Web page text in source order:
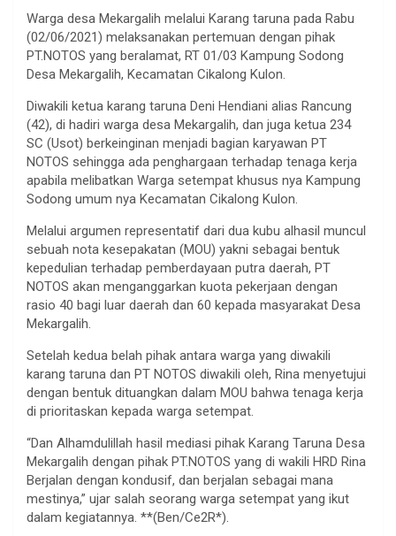
Warga desa Mekargalih melalui Karang taruna pada Rabu
(02/06/2021) melaksanakan pertemuan dengan pihak
PT.NOTOS yang beralamat, RT 01/03 Kampung Sodong
Desa Mekargalih, Kecamatan Cikalong Kulon.
Diwakili ketua karang taruna Deni Hendiani alias Rancung
(42), di hadiri warga desa Mekargalih, dan juga ketua 234
SC (Usot) berkeinginan menjadi bagian karyawan PT
NOTOS sehingga ada penghargaan terhadap tenaga kerja
apabila melibatkan Warga setempat khusus nya Kampung
Sodong umum nya Kecamatan Cikalong Kulon.
Melalui argumen representatif dari dua kubu alhasil muncul
sebuah nota kesepakatan (MOU) yakni sebagai bentuk
kepedulian terhadap pemberdayaan putra daerah, PT
NOTOS akan menganggarkan kuota pekerjaan dengan
rasio 40 bagi luar daerah dan 60 kepada masyarakat Desa
Mekargalih.
Setelah kedua belah pihak antara warga yang diwakili
karang taruna dan PT NOTOS diwakili oleh, Rina menyetujui
dengan bentuk dituangkan dalam MOU bahwa tenaga kerja
di prioritaskan kepada warga setempat.
“Dan Alhamdulillah hasil mediasi pihak Karang Taruna Desa
Mekargalih dengan pihak PT.NOTOS yang di wakili HRD Rina
Berjalan dengan kondusif, dan berjalan sebagai mana
mestinya,” ujar salah seorang warga setempat yang ikut
dalam kegiatannya. **(Ben/Ce2R*).